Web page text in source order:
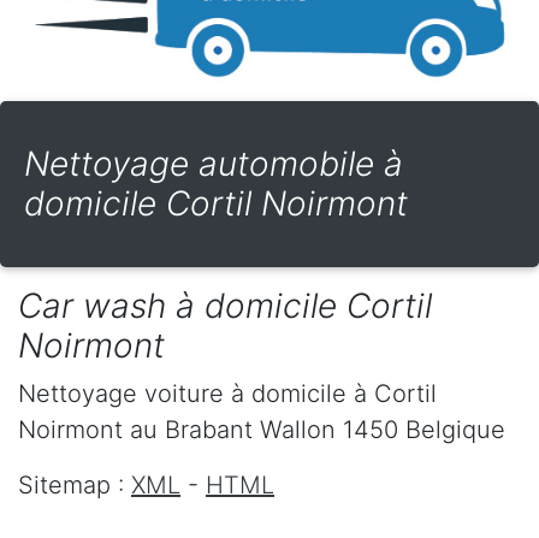
Nettoyage automobile à
domicile Cortil Noirmont
Car wash à domicile Cortil
Noirmont
Nettoyage voiture à domicile à Cortil
Noirmont au Brabant Wallon 1450 Belgique
Sitemap : XML - HTML